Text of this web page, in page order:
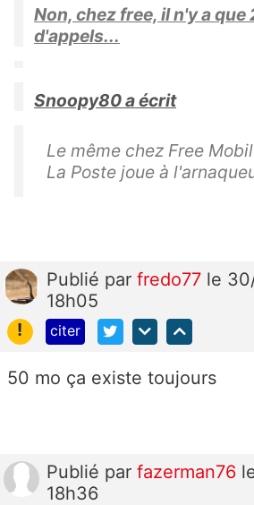
Non, chez free, il n'y a que
d'appels...
Snoopy80 a écrit
Le même chez Free
La Poste joue à
Publié par fredo77 le
18h05
!
citer
50 mo ça existe toujours
Publié par fazerman76
18h36